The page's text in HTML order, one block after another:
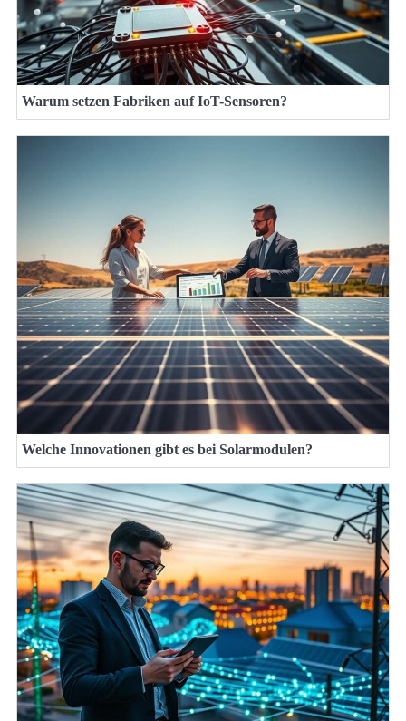
Warum setzen Fabriken auf IoT-Sensoren?
Welche Innovationen gibt es bei Solarmodulen?